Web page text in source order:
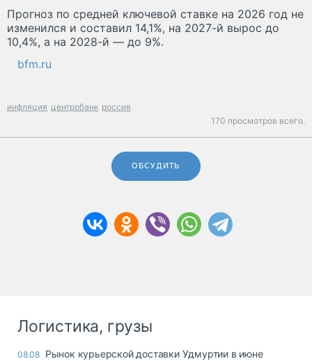
Прогноз по средней ключевой ставке на 2026 год не
изменился и составил 14,1%, на 2027-й вырос до
10,4%, а на 2028-й — до 9%.
bfm.ru
инфляция центробанк россия
170 просмотров всего.
ОБСУДИТЬ
Логистика, грузы
08.08 Рынок курьерской доставки Удмуртии в июне